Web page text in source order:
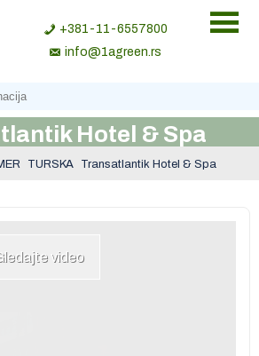
+381-11-6557800
info@1agreen.rs
Hotel & Spa
TURSKA Transatlantik Hotel & Spa
video